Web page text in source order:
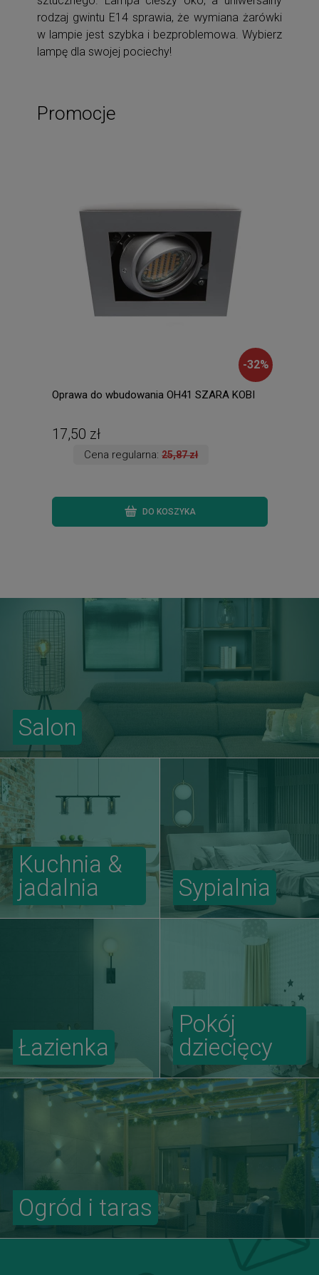
rodzaj gwintu E14 sprawia, że wymiana żarówki
w lampie jest szybka i bezproblemowa. Wybierz
lampę dla swojej pociechy!
Promocje
-32%
Oprawa do wbudowania OH41 SZARA KOBI
17,50 zł
Cena regularna:25,87 zł
DO KOSZYKA
Salon
Kuchnia &
jadalnia
Sypialnia
Ogród i taras
Łazienka
Pokój
dziecięcy